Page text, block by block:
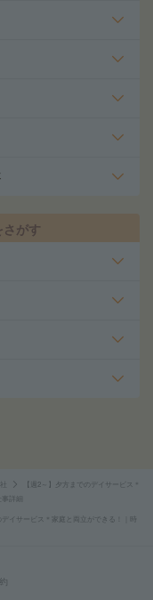
がす
【週2～】夕方までのデイサービス＊
詳細
デイサービス＊家庭と両立ができる！｜時